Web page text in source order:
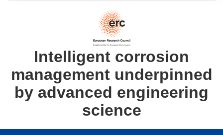
Intelligent corrosion
management underpinned
by advanced engineering
science